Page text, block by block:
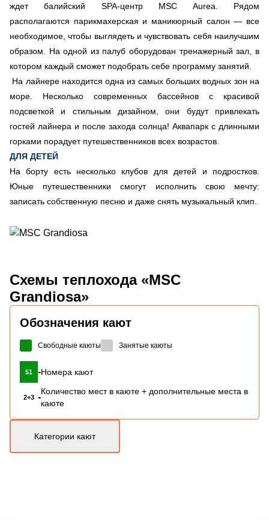
ждет балийский SPA-центр MSC Aurea. Рядом
располагаются парикмахерская и маникюрный салон — все
необходимое, чтобы выглядеть и чувствовать себя наилучшим
образом. На одной из палуб оборудован тренажерный зал, в
котором каждый сможет подобрать себе программу занятий.
На лайнере находится одна из самых больших водных зон на
море. Несколько современных бассейнов с красивой
подсветкой и стильным дизайном, они будут привлекать
гостей лайнера и после захода солнца! Аквапарк с длинными
горками порадует путешественников всех возрастов.
ДЛЯ ДЕТЕЙ
На борту есть несколько клубов для детей и подростков.
Юные путешественники смогут исполнить свою мечту:
записать собственную песню и даже снять музыкальный клип.
Схемы теплохода «MSC
Grandiosa»
Обозначения кают
Свободные каюты Занятые каюты
51 -Номера кают
2+3 -
Количество мест в каюте + дополнительные места в
каюте
Категории кают